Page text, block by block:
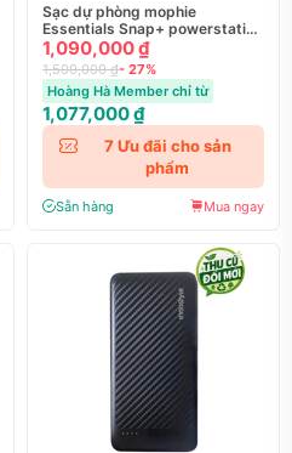
Sạc dự phòng mophie
Essentials Snap+ powerstation
with Stand 10,000mAh
1,090,000 ₫
1,500,000 ₫- 27%
Hoàng Hà Member chỉ từ
1,077,000 ₫
7 Ưu đãi cho sản
phẩm
Sẵn hàng Mua ngay